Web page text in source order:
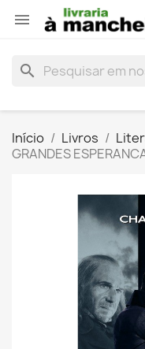

search
Início Livros
GRANDES